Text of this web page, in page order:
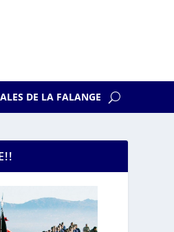
DE LA FALANGE